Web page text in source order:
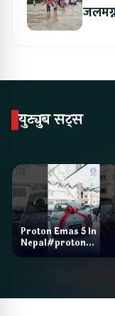
युट्युब सट्स
Proton Emas 5 In
Nepal#proton